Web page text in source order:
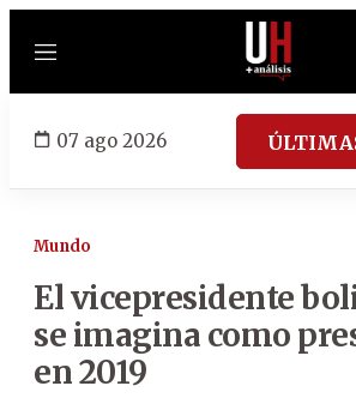
Menú
07 ago 2026
Mundo
El vicepresidente
se imagina como
en 2019